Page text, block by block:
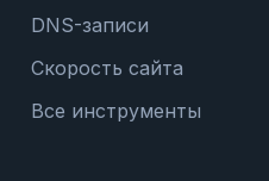
DNS-записи
Скорость сайта
Все инструменты